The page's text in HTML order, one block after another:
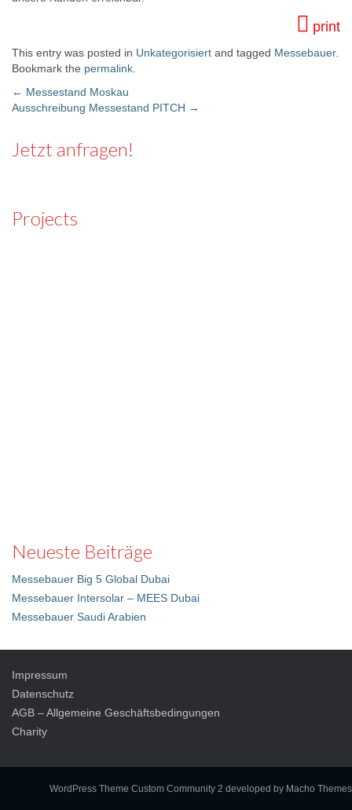
print
This entry was posted in Unkategorisiert and tagged Messebauer.
Bookmark the permalink.
Post navigation
← Messestand Moskau
Ausschreibung Messestand PITCH →
Jetzt anfragen!
Projects
Neueste Beiträge
Messebauer Big 5 Global Dubai
Messebauer Intersolar – MEES Dubai
Messebauer Saudi Arabien
Impressum
Datenschutz
AGB – Allgemeine Geschäftsbedingungen
Charity
WordPress Theme Custom Community 2 developed by Macho Themes